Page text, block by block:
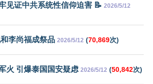
见证中共系统性信仰迫害 📝 2026/5/12
李尚福成祭品 2026/5/12 (70,869次)
火 引爆泰国国安疑虑 2026/5/12 (50,842次)